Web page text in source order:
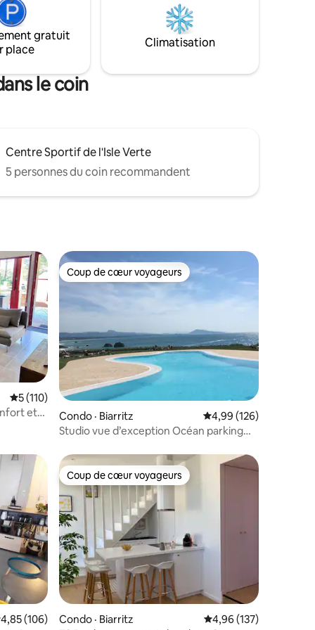
à
minutes du Port des Pêcheurs de
Biarritz...
gratuit
place
Climatisation
le coin
Centre Sportif de l'Isle Verte
5 personnes du coin recommandent
plus aimés
Note moyenne de 5 sur 5, 110 commentaires
5 (110)
et
Coup de cœur voyageurs
Coup de cœur voyageurs
Condo · Biarritz Note moyenne de
4,99 (126)
Studio vue d’exception Océan parking
moyenne de 4,85 sur 5, 106 commentaires
4,85 (106)
Coup de cœur voyageurs
Coup de cœur voyageurs
Condo · Biarritz Note moyenne de
4,96 (137)